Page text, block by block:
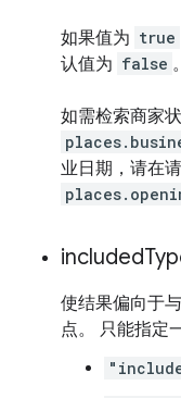
如果值为 true
认值为 false 。
如需检索商家
业日期，请在
included
使结果偏向于与
点。 只能指定